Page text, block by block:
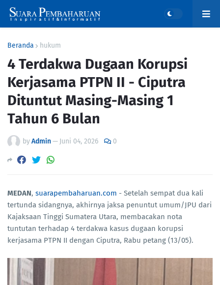
Beranda hukum
4 Terdakwa Dugaan Korupsi
Kerjasama PTPN II - Ciputra
Dituntut Masing-Masing 1
Tahun 6 Bulan
byAdmin— Juni 04, 2026 0
MEDAN, suarapembaharuan.com - Setelah sempat dua kali
tertunda sidangnya, akhirnya jaksa penuntut umum/JPU dari
Kajaksaan Tinggi Sumatera Utara, membacakan nota
tuntutan terhadap 4 terdakwa kasus dugaan korupsi
kerjasama PTPN II dengan Ciputra, Rabu petang (13/05).